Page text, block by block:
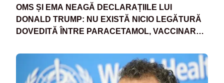
OMS ȘI EMA NEAGĂ DECLARAȚIILE LUI
DONALD TRUMP: NU EXISTĂ NICIO LEGĂTURĂ
DOVEDITĂ ÎNTRE PARACETAMOL, VACCINARE